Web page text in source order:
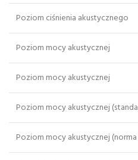
Poziom ciśnienia akustycznego
Poziom mocy akustycznej
Poziom mocy akustycznej
Poziom mocy akustycznej
Poziom mocy akustycznej (norma